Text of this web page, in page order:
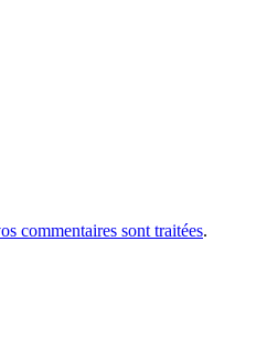
commentaires sont traitées.